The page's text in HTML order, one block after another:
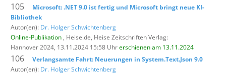
105
Microsoft: .NET 9.0 ist fertig und Microsoft bringt neue KI-
Bibliothek
Autor(en): Dr. Holger Schwichtenberg
Online-Publikation , Heise.de, Heise Zeitschriften Verlag:
Hannover 2024, 13.11.2024 15:58 Uhrerschienen am 13.11.2024
106
Verlangsamte Fahrt: Neuerungen in System.Text.Json 9.0
Autor(en): Dr. Holger Schwichtenberg